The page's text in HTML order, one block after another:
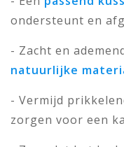
ondersteunt en
- Zacht en
natuurlijke
- Vermijd
zorgen voor een